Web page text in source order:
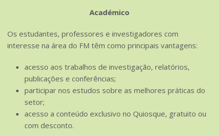
Académico
Os estudantes, professores e investigadores com
interesse na área do FM têm como principais vantagens:
acesso aos trabalhos de investigação, relatórios,
publicações e conferências;
participar nos estudos sobre as melhores práticas do
setor;
acesso a conteúdo exclusivo no Quiosque, gratuito ou
com desconto.